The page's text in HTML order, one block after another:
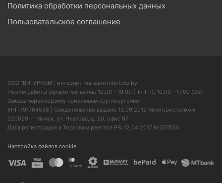
Политика обработки персональных данных
Пользовательское соглашение
ООО "ВИГУРКОМ", интернет-магазин Interfoto.by
Режим работы офлайн-магазина: 10.00 - 19.00 (Пн-Пт); 10.00 - 17.00 (Сб)
Заказы через корзину принимаем круглосуточно.
УНП 191764538 | Свидетельство выдано 13.09.2012 Мингорисполком
220039, г. Минск, ул. Чкалова, д. 20, офис 97
Дата регистрации в Торговом реестре РБ: 12.04.2017 №377855
Настройка файлов cookie